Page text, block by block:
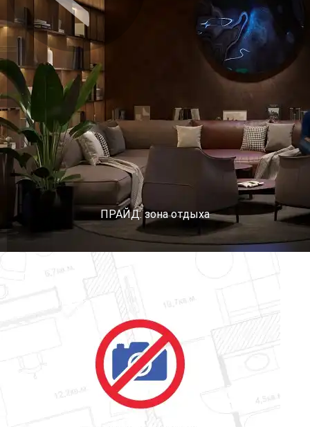
ПРАЙД. зона отдыха
Предыдущее